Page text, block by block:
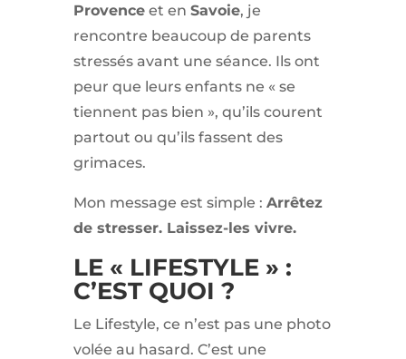
Provenceet en Savoie, je
rencontre beaucoup de parents
stressés avant une séance. Ils ont
peur que leurs enfants ne « se
tiennent pas bien », qu’ils courent
partout ou qu’ils fassent des
grimaces.
Mon message est simple : Arrêtez
de stresser. Laissez-les vivre.
LE « LIFESTYLE » :
C’EST QUOI ?
Le Lifestyle, ce n’est pas une photo
volée au hasard. C’est une